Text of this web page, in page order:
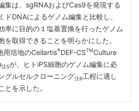
集は、sgRNAおよびCas9を発現する
ドDNAによるゲノム編集と比較し、
率に目的の１塩基置換を行ったゲノム
を取得できることを明らかにした。
用培地のCellartis®DEF-CSTMCulture
注5が、ヒトiPS細胞のゲノム編集に必
グルセルクローニング注6工程に適し
とを示した。